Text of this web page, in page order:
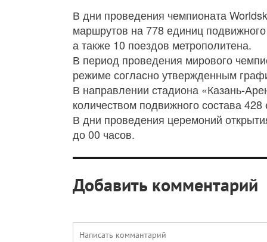
В дни проведения чемпионата
маршрутов на 778 единиц
а также 10 поездов метрополитена.
В период проведения мирового
режиме согласно утвержденным
В направлении стадиона «Казань-
количеством подвижного состава
В дни проведения церемоний
до 00 часов.
Добавить комментарий